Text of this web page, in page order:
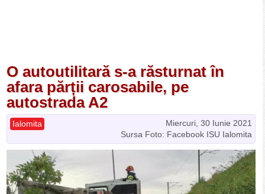
O autoutilitară s-a răsturnat în
afara părții carosabile, pe
autostrada A2
Miercuri, 30 Iunie 2021
Ialomita
Sursa Foto: Facebook ISU Ialomita